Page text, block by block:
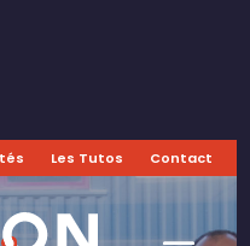
Les Tutos Contact